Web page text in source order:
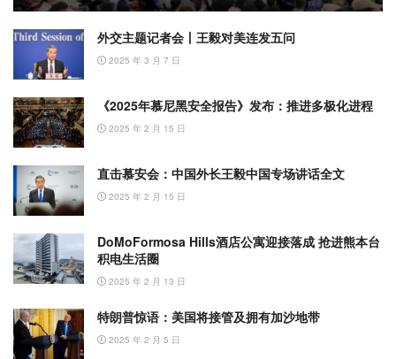
外交主题记者会丨王毅对美连发五问
2025 年 3 月 7 日
《2025年慕尼黑安全报告》发布：推进多极化进程
2025 年 2 月 15 日
直击慕安会：中国外长王毅中国专场讲话全文
2025 年 2 月 15 日
DoMoFormosa Hills酒店公寓迎接落成 抢进熊本台
积电生活圈
2025 年 2 月 13 日
特朗普惊语：美国将接管及拥有加沙地带
2025 年 2 月 5 日